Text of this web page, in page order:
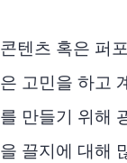
콘텐츠 혹은 퍼
은 고민을 하고
를 만들기 위해
을 끌지에 대해